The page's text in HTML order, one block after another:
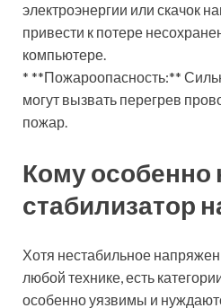
электроэнергии или скачок
привести к потере
компьютере.
* **Пожароопасность:**
могут вызвать перегрев
пожар.
Кому особенно
стабилизатор
Хотя нестабильное
любой технике, есть
особенно уязвимы и